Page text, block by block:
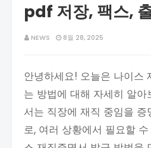
pdf 저장, 팩스,
NEWS 8월 28, 2025
안녕하세요! 오늘은 나이스
는 방법에 대해 자세히 알아
서는 직장에 재직 중임을
로, 여러 상황에서 필요할